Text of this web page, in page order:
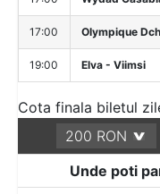
17:00 Olympique
19:00 Elva - Viimsi
Cota finala biletul
Unde poti